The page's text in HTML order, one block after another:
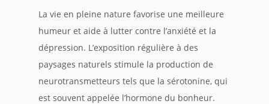
La vie en pleine nature favorise une meilleure
humeur et aide à lutter contre l’anxiété et la
dépression. L’exposition régulière à des
paysages naturels stimule la production de
neurotransmetteurs tels que la sérotonine, qui
est souvent appelée l’hormone du bonheur.